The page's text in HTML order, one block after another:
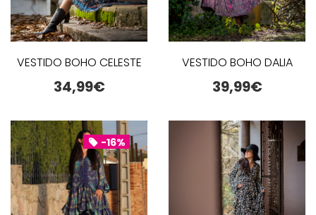
VESTIDO BOHO CELESTE
34,99€
VESTIDO BOHO DALIA
39,99€
-16%